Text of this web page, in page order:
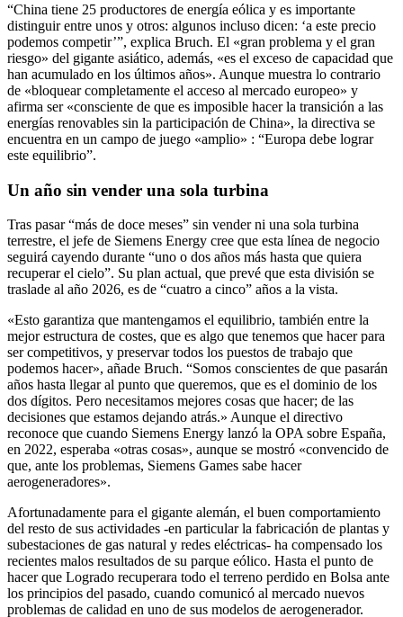
“China tiene 25 productores de energía eólica y es importante
distinguir entre unos y otros: algunos incluso dicen: ‘a este precio
podemos competir’”, explica Bruch. El «gran problema y el gran
riesgo» del gigante asiático, además, «es el exceso de capacidad que
han acumulado en los últimos años». Aunque muestra lo contrario
de «bloquear completamente el acceso al mercado europeo» y
afirma ser «consciente de que es imposible hacer la transición a las
energías renovables sin la participación de China», la directiva se
encuentra en un campo de juego «amplio» : “Europa debe lograr
este equilibrio”.
Un año sin vender una sola turbina
Tras pasar “más de doce meses” sin vender ni una sola turbina
terrestre, el jefe de Siemens Energy cree que esta línea de negocio
seguirá cayendo durante “uno o dos años más hasta que quiera
recuperar el cielo”. Su plan actual, que prevé que esta división se
traslade al año 2026, es de “cuatro a cinco” años a la vista.
«Esto garantiza que mantengamos el equilibrio, también entre la
mejor estructura de costes, que es algo que tenemos que hacer para
ser competitivos, y preservar todos los puestos de trabajo que
podemos hacer», añade Bruch. “Somos conscientes de que pasarán
años hasta llegar al punto que queremos, que es el dominio de los
dos dígitos. Pero necesitamos mejores cosas que hacer; de las
decisiones que estamos dejando atrás.» Aunque el directivo
reconoce que cuando Siemens Energy lanzó la OPA sobre España,
en 2022, esperaba «otras cosas», aunque se mostró «convencido de
que, ante los problemas, Siemens Games sabe hacer
aerogeneradores».
Afortunadamente para el gigante alemán, el buen comportamiento
del resto de sus actividades -en particular la fabricación de plantas y
subestaciones de gas natural y redes eléctricas- ha compensado los
recientes malos resultados de su parque eólico. Hasta el punto de
hacer que Logrado recuperara todo el terreno perdido en Bolsa ante
los principios del pasado, cuando comunicó al mercado nuevos
problemas de calidad en uno de sus modelos de aerogenerador.